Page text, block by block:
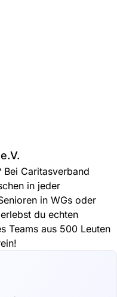
Bei Caritasverband
in jeder
in WGs oder
du echten
Teams aus 500 Leuten